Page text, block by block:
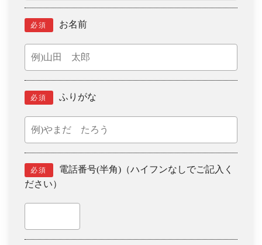
必須 お名前
必須 ふりがな
必須
電話番号(半角)（ハイフンなしでご記入く
ださい）